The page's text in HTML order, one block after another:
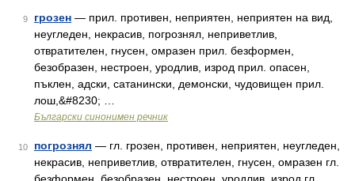
9 грозен — прил. противен, неприятен, неприятен на вид,
неугледен, некрасив, погрознял, неприветлив,
отвратителен, гнусен, омразен прил. безформен,
безобразен, нестроен, уродлив, изрод прил. опасен,
пъклен, адски, сатанински, демонски, чудовищен прил.
лош,&#8230; …
Български синонимен речник
10 погрознял — гл. грозен, противен, неприятен, неугледен,
некрасив, неприветлив, отвратителен, гнусен, омразен гл.